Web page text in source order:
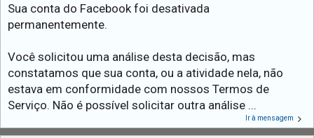
Sua conta do Facebook foi desativada
permanentemente.
Você solicitou uma análise desta decisão, mas
constatamos que sua conta, ou a atividade nela, não
estava em conformidade com nossos Termos de
Serviço. Não é possível solicitar outra análise ...
Ir à mensagem